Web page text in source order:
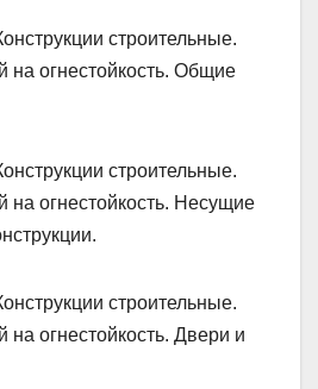
строительные.
на огнестойкость. Общие
строительные.
на огнестойкость. Несущие
строительные.
огнестойкость. Двери и